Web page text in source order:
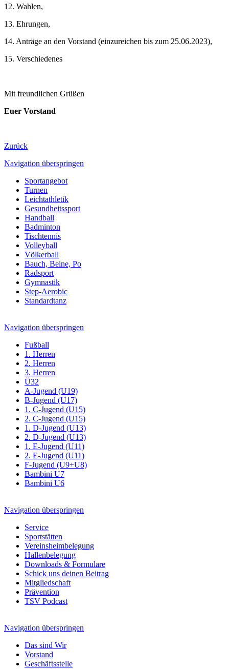
12. Wahlen,
13. Ehrungen,
14. Anträge an den Vorstand (einzureichen bis zum 25.06.2023),
15. Verschiedenes
Mit freundlichen Grüßen
Euer Vorstand
Zurück
Navigation überspringen
Sportangebot
Turnen
Leichtathletik
Gesundheitssport
Handball
Badminton
Tischtennis
Volleyball
Völkerball
Bauch, Beine, Po
Radsport
Gymnastik
Step-Aerobic
Standardtanz
Navigation überspringen
Fußball
1. Herren
2. Herren
3. Herren
Ü32
A-Jugend (U19)
B-Jugend (U17)
1. C-Jugend (U15)
2. C-Jugend (U15)
1. D-Jugend (U13)
2. D-Jugend (U13)
1. E-Jugend (U11)
2. E-Jugend (U11)
F-Jugend (U9+U8)
Bambini U7
Bambini U6
Navigation überspringen
Service
Sportstätten
Vereinsheimbelegung
Hallenbelegung
Downloads & Formulare
Schick uns deinen Beitrag
Mitgliedschaft
Prävention
TSV Podcast
Navigation überspringen
Das sind Wir
Vorstand
Geschäftsstelle